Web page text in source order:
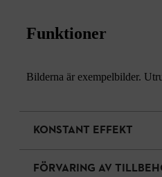
Funktioner
Bilderna är exempelbilder.
KONSTANT EFFEKT
FÖRVARING AV